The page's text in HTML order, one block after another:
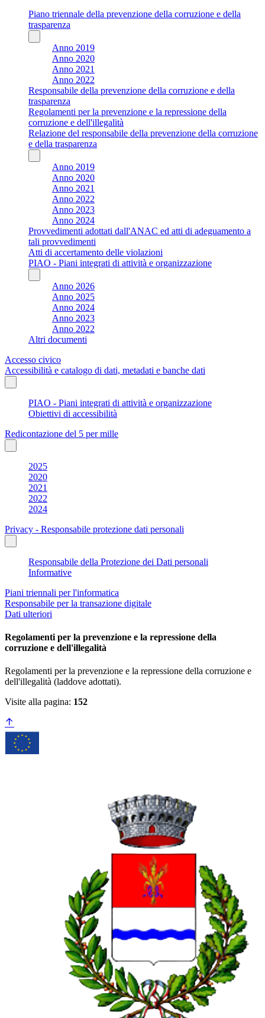
Piano triennale della prevenzione della corruzione e della
trasparenza
Anno 2019
Anno 2020
Anno 2021
Anno 2022
Responsabile della prevenzione della corruzione e della
trasparenza
Regolamenti per la prevenzione e la repressione della
corruzione e dell'illegalità
Relazione del responsabile della prevenzione della corruzione
e della trasparenza
Anno 2019
Anno 2020
Anno 2021
Anno 2022
Anno 2023
Anno 2024
Provvedimenti adottati dall'ANAC ed atti di adeguamento a
tali provvedimenti
Atti di accertamento delle violazioni
PIAO - Piani integrati di attività e organizzazione
Anno 2026
Anno 2025
Anno 2024
Anno 2023
Anno 2022
Altri documenti
Accesso civico
Accessibilità e catalogo di dati, metadati e banche dati
PIAO - Piani integrati di attività e organizzazione
Obiettivi di accessibilità
Redicontazione del 5 per mille
2025
2020
2021
2022
2024
Privacy - Responsabile protezione dati personali
Responsabile della Protezione dei Dati personali
Informative
Piani triennali per l'informatica
Responsabile per la transazione digitale
Dati ulteriori
Regolamenti per la prevenzione e la repressione della
corruzione e dell'illegalità
Regolamenti per la prevenzione e la repressione della corruzione e
dell'illegalità (laddove adottati).
Visite alla pagina: 152